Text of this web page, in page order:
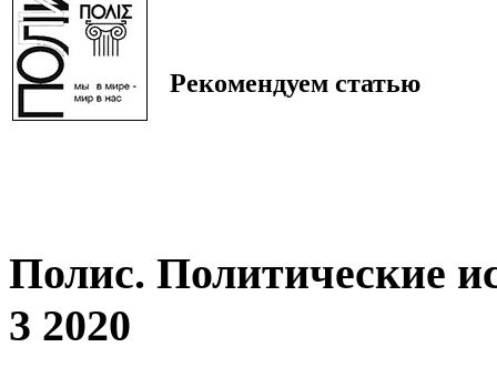
Рекомендуем статью
Полис. Политические
3 2020